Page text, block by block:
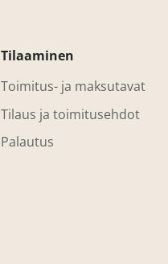
Tilaaminen
Toimitus- ja maksutavat
Tilaus ja toimitusehdot
Palautus